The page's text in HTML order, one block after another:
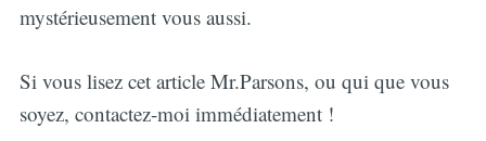
mystérieusement vous aussi.
Si vous lisez cet article Mr.Parsons, ou qui que vous
soyez, contactez-moi immédiatement !